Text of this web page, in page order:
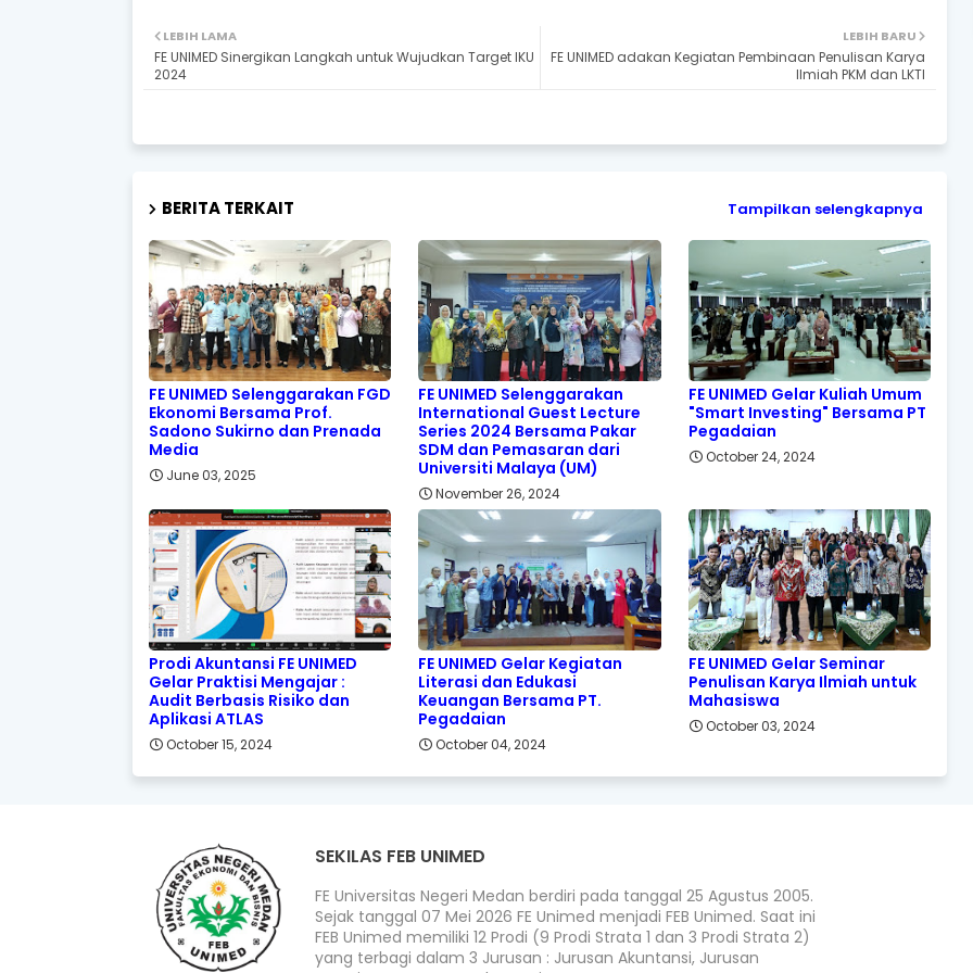
LEBIH BARU
FE UNIMED adakan Kegiatan Pembinaan Penulisan Karya
Ilmiah PKM dan LKTI
LEBIH LAMA
FE UNIMED Sinergikan Langkah untuk Wujudkan Target IKU
2024
BERITA TERKAIT Tampilkan selengkapnya
FE UNIMED Selenggarakan FGD
Ekonomi Bersama Prof.
Sadono Sukirno dan Prenada
Media
June 03, 2025
FE UNIMED Selenggarakan
International Guest Lecture
Series 2024 Bersama Pakar
SDM dan Pemasaran dari
Universiti Malaya (UM)
November 26, 2024
FE UNIMED Gelar Kuliah Umum
"Smart Investing" Bersama PT
Pegadaian
October 24, 2024
Prodi Akuntansi FE UNIMED
Gelar Praktisi Mengajar :
Audit Berbasis Risiko dan
Aplikasi ATLAS
October 15, 2024
FE UNIMED Gelar Kegiatan
Literasi dan Edukasi
Keuangan Bersama PT.
Pegadaian
October 04, 2024
FE UNIMED Gelar Seminar
Penulisan Karya Ilmiah untuk
Mahasiswa
October 03, 2024
SEKILAS FEB UNIMED
FE Universitas Negeri Medan berdiri pada tanggal 25 Agustus 2005.
Sejak tanggal 07 Mei 2026 FE Unimed menjadi FEB Unimed. Saat ini
FEB Unimed memiliki 12 Prodi (9 Prodi Strata 1 dan 3 Prodi Strata 2)
yang terbagi dalam 3 Jurusan : Jurusan Akuntansi, Jurusan